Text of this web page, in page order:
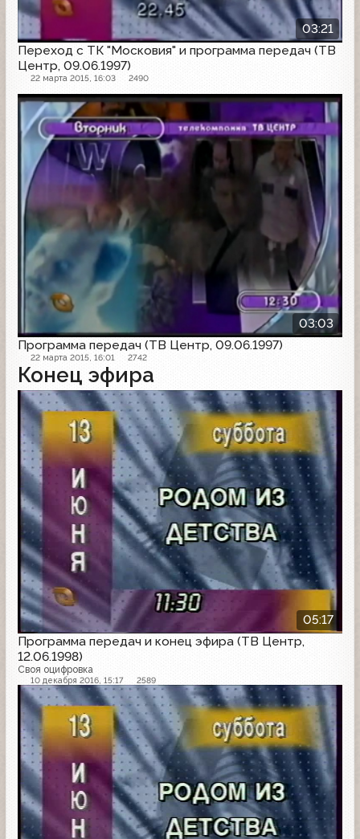
03:21
Переход с ТК "Московия" и программа передач (ТВ
Центр, 09.06.1997)
22 марта 2015, 16:03 2490
03:03
Программа передач (ТВ Центр, 09.06.1997)
22 марта 2015, 16:01 2742
Программа передач
Конец эфира
05:17
Программа передач и конец эфира (ТВ Центр,
12.06.1998)
Своя оцифровка
10 декабря 2016, 15:17 2589
Конец эфира
Конец эфира